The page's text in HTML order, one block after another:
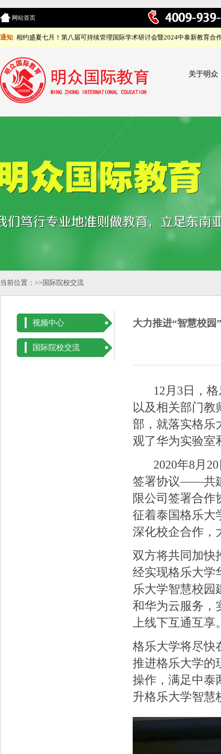
网站首页
通知: 相约盛夏七月！第八届可持续管理国际学术研讨会暨2024中泰新教育合
关于明众
当前位置：>> 国际院校交流
视频中心
国际院校交流
大力推进“智慧校园
12月3日，格
以及相关部门
部，就落实格乐
观了华为实验室
2020年8月20
签署协议——共
限公司签署合作
征着泰国格乐大
深化校企合作，
双方将共同加快
经实现格乐大学
乐大学智慧校园
和华为云服务，
上线下互通互享
格乐大学将尽快
推进格乐大学的
操作，满足中泰
升格乐大学智慧